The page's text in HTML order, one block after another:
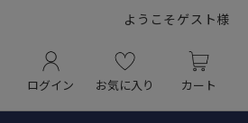
ようこそゲスト様
ログイン お気に入り カート